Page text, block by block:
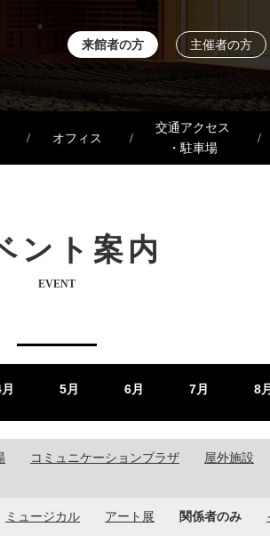
来館者の方 主催者の方
オフィス
交通アクセス
・駐車場
ント案内
EVENT
5月 6月 7月 8
コミュニケーションプラザ 屋外施設
ミュージカル アート展 関係者のみ